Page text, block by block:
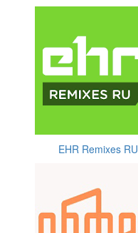
EHR Remixes RU